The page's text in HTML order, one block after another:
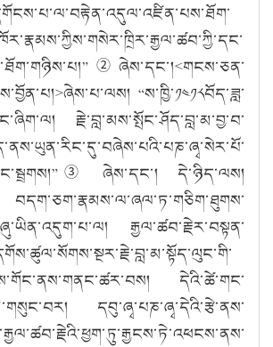
” ② ཞེས་དང་།<གངས་ཅན་
>ཞེས་པ་ལས། “ས་ཁྱི་༡༤༡༨བོད་ཟླ་
རྗེ་བླ་མས་སྤོང་ཤོད་བླ་མ་བྱ་བ་
” ③
ཞེས་དང་། དེ་ཉིད་ལས།
རྒྱལ་ཚབ་རྗེར་བསྟན་
དེའི་ཚེ་གང་
དབུ་ཞྭ་པཎ་ཞྭ་དེའི་རྩེ་ནས་